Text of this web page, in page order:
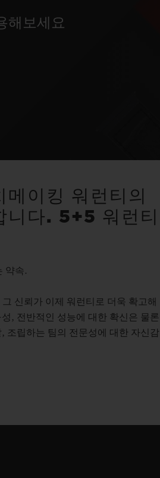
해보세요
이킹 워런티의
니다. 5+5 워런티
약속.
신뢰가 이제 워런티로 더욱 확고해
, 전반적인 성능에 대한 확신은 물론
조립하는 팀의 전문성에 대한 자신감